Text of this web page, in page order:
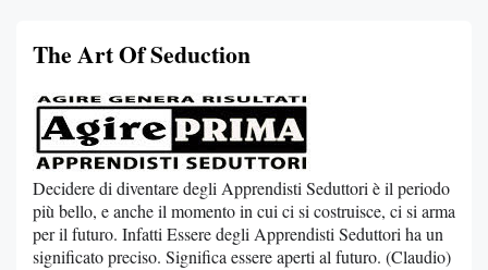
The Art Of Seduction
Decidere di diventare degli Apprendisti Seduttori è il periodo
più bello, e anche il momento in cui ci si costruisce, ci si arma
per il futuro. Infatti Essere degli Apprendisti Seduttori ha un
significato preciso. Significa essere aperti al futuro. (Claudio)